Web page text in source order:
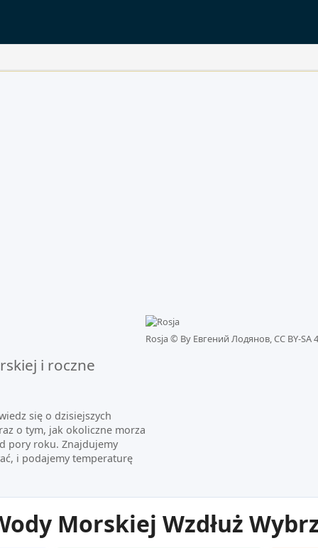
i roczne
się o dzisiejszych
o tym, jak okoliczne morza
pory roku. Znajdujemy
i podajemy temperaturę
Rosja © By Евгений Лодянов, CC BY-SA
Morskiej Wzdłuż